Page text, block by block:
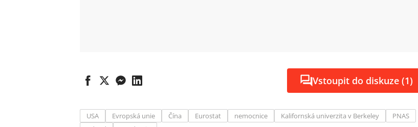
Vstoupit do diskuze (1)
USA Evropská unie Čína Eurostat nemocnice Kalifornská univerzita v Berkeley
PNAS